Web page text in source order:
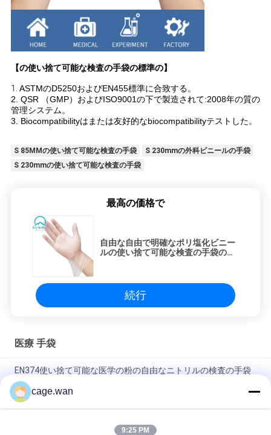
【の使い捨て可能な検査の手袋の標準の】
1. ASTMのD5250およびEN455標準に合致する。
2. QSR （GMP）およびISO9001の下で製造されて:2008年の質の
管理システム。
3. Biocompatibilityはまたは友好的なbiocompatibilityテストした。
S 85MMの使い捨て可能な検査の手袋
S 230mmの外科ビニールの手袋
S 230mmの使い捨て可能な検査の手袋
最高の価格で
自由な自由で明確なポリ塩化ビニー
ルの使い捨て可能な検査の手袋の乳
続行
医療 手袋
EN374使い捨て可能な医学の粉の自由なニトリルの検査の手袋
青3.5ミルの使い捨て可能な検査の手袋、乳液の自由な医学のニ
トリルの検査の手袋
cage.wan
9:25 PM